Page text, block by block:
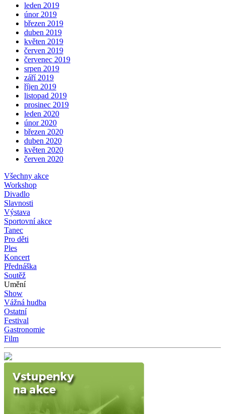
leden 2019
únor 2019
březen 2019
duben 2019
květen 2019
červen 2019
červenec 2019
srpen 2019
září 2019
říjen 2019
listopad 2019
prosinec 2019
leden 2020
únor 2020
březen 2020
duben 2020
květen 2020
červen 2020
Všechny akce
Workshop
Divadlo
Slavnosti
Výstava
Sportovní akce
Tanec
Pro děti
Ples
Koncert
Přednáška
Soutěž
Umění
Show
Vážná hudba
Ostatní
Festival
Gastronomie
Film